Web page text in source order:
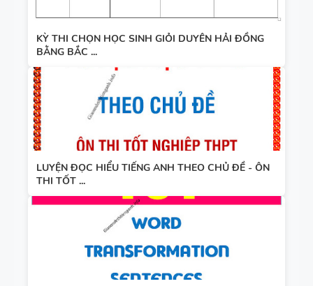
KỲ THI CHỌN HỌC SINH GIỎI DUYÊN HẢI ĐỒNG
BẰNG BẮC ...
LUYỆN ĐỌC HIỂU TIẾNG ANH THEO CHỦ ĐỀ - ÔN
THI TỐT ...